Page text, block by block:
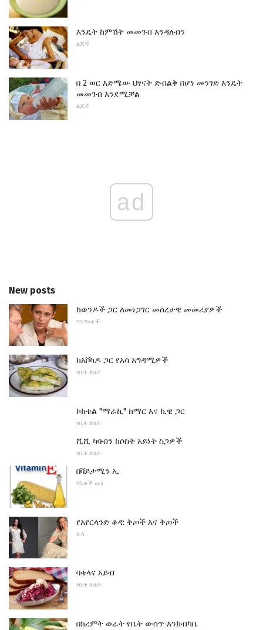
እንዴት ከምሽት መመገብ እንዳለብን
ልጆች
በ 2 ወር እድሜው ህፃናት ድብልቅ በሆነ መንገድ እንዴት
መመገብ እንደሚቻል
ልጆች
ad
New posts
ከወንዶች ጋር ለመነጋገር መሰረታዊ መመሪያዎች
ግንኙነቶች
ከአቮካዶ ጋር የአሳ አግዳሚዎች
የቤት ለቤት
ኮክቴል "ማራኪ" ከማር እና ኪዊ ጋር
የቤት ለቤት
ሺሺ ካባብን ከሶስት አይነት ስጋዎች
የቤት ለቤት
በቫይታሚን ኢ
የሴቶች ጤና
የአየርላንድ ቆዳ: ቅጦች እና ቅጦች
ሌላ
ባቄላና አይብ
የቤት ለቤት
በክረምት ወራት የቤት ውስጥ እንክብካቤ